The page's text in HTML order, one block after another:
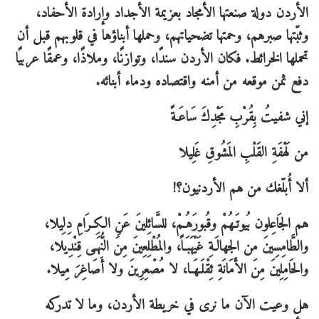
الأردن دولة صنعتها الأمجاد بعزيمة الأجداد وإرادة الأحفاد،
وثبّتها صبرهم، وحمتها تضحياتهم، وحملها أبناؤها في قلوبهم قبل أن
تحملها الخرائط. فكان الأردن سندًا، وتوازنًا، وملاذًا، وعمقًا عربيًا
دفع ثمن موقعه من أمنه واقتصاده ودماء أبنائه.
إني شفيتُ بِقُرْبِ مَجْدِكَ سَاعَـةً
من لَهْفَةِ القَلْبِ المَشُوقِ غَلِيلا
ألا أُبلّغك من هم الأردنيون؟!
هم الجَاعِلون بُيوتَـهُمْ وقُبورَهُـمْ، للسَّائِلينَ عَنِ الكِـرَامِ دِلِيلا،
والطَّامِسِينَ من الجهالَـةِ غَيْهَبَـاً، والمُطْلِعِينَ مِنَ النُّهَـى قِنْدِيلا،
والحَامِلِينَ مِنَ الأَمَانَةِ ثِقْلَـهَـا، لا مُصْعِرِينَ ولا أَصَاغِرَ مِيلا.
هل وعيت الآن ما نرى في خريطة الأردن، وما لا تدركه